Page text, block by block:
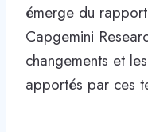
émerge du rapport
Capgemini
changements et
apportés par ces